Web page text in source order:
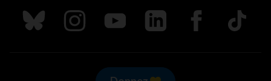
Suivez nous sur Bluesky
Suivez nous sur Instagram
Suivez nous sur Youtube
Suivez nous sur LinkedIn
Suivez nous sur
TikTok